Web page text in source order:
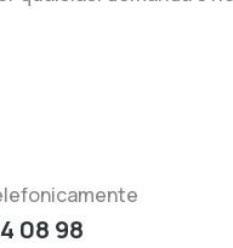
08 98